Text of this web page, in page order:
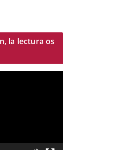
la lectura os